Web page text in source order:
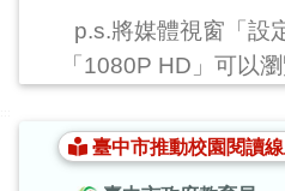
p.s.將媒體視窗「設
「1080P HD」可以
臺中市推動校園閱讀